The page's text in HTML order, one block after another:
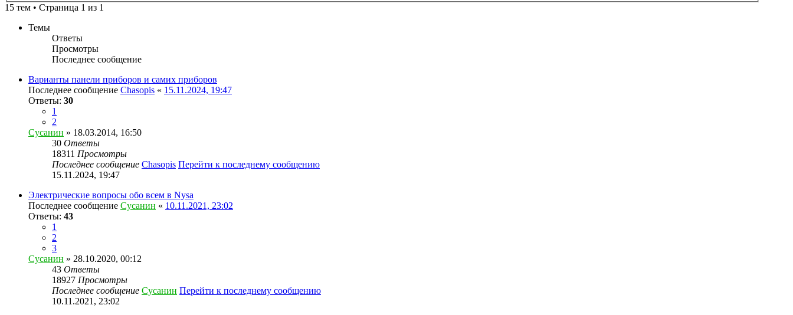
15 тем • Страница 1 из 1
Темы
Ответы
Просмотры
Последнее сообщение
Варианты панели приборов и самих приборов
Последнее сообщение Chasopis « 15.11.2024, 19:47
Ответы: 30
1
2
Сусанин » 18.03.2014, 16:50
30 Ответы
18311 Просмотры
Последнее сообщение Chasopis Перейти к последнему сообщению
15.11.2024, 19:47
Электрические вопросы обо всем в Nysa
Последнее сообщение Сусанин « 10.11.2021, 23:02
Ответы: 43
1
2
3
Сусанин » 28.10.2020, 00:12
43 Ответы
18927 Просмотры
Последнее сообщение Сусанин Перейти к последнему сообщению
10.11.2021, 23:02